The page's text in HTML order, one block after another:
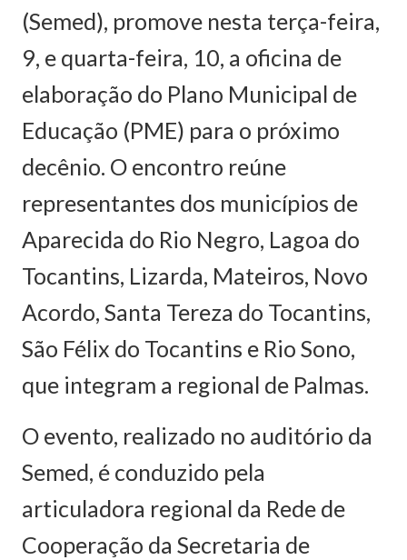
(Semed), promove nesta terça-feira,
9, e quarta-feira, 10, a oficina de
elaboração do Plano Municipal de
Educação (PME) para o próximo
decênio. O encontro reúne
representantes dos municípios de
Aparecida do Rio Negro, Lagoa do
Tocantins, Lizarda, Mateiros, Novo
Acordo, Santa Tereza do Tocantins,
São Félix do Tocantins e Rio Sono,
que integram a regional de Palmas.
O evento, realizado no auditório da
Semed, é conduzido pela
articuladora regional da Rede de
Cooperação da Secretaria de